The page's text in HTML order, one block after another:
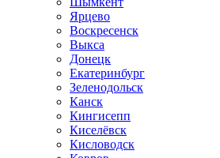
Ярцево
Воскресенск
Выкса
Донецк
Екатеринбург
Зеленодольск
Канск
Кингисепп
Киселёвск
Кисловодск